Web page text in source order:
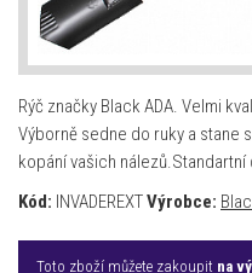
Rýč značky Black ADA. Velmi
Výborně sedne do ruky a stane
kopání vašich nálezů.Standartní
Kód: INVADEREXTVýrobce:
Toto zboží můžete zakoupit na